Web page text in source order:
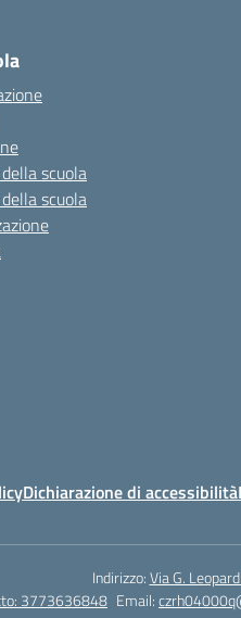
scuola
scuola
Dichiarazione di accessibilità
Indirizzo:Via G.
3773636848 Email: